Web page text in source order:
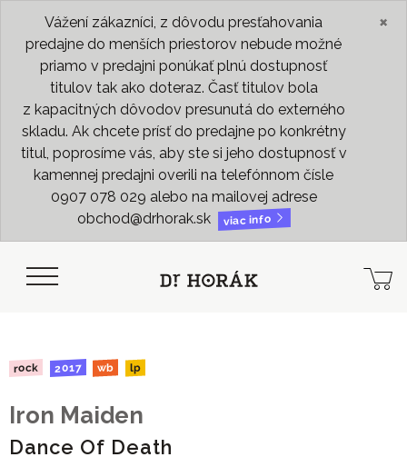
Vážení zákazníci, z dôvodu presťahovania
predajne do menších priestorov nebude možné
priamo v predajni ponúkať plnú dostupnosť
titulov tak ako doteraz. Časť titulov bola
z kapacitných dôvodov presunutá do externého
skladu. Ak chcete prísť do predajne po konkrétny
titul, poprosíme vás, aby ste si jeho dostupnosť v
kamennej predajni overili na telefónnom čísle
0907 078 029 alebo na mailovej adrese
obchod@drhorak.sk
viac info
×
rock 2017 wb lp
Iron Maiden
Dance Of Death